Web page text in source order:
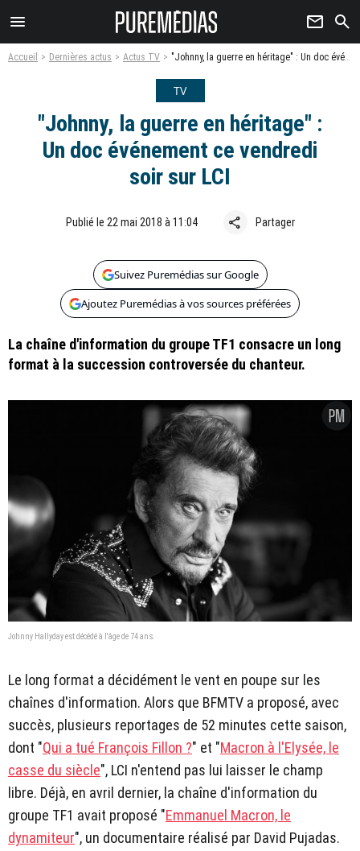
menu newsletter search
Accueil Dernières actus Actus TV "Johnny, la guerre en héritage" : Un doc événement ce vendredi soir sur LCI
TV
"Johnny, la guerre en héritage" :
Un doc événement ce vendredi
soir sur LCI
Publié le 22 mai 2018 à 11:04 share Partager
Suivez Puremédias sur Google
Ajoutez Puremédias à vos sources préférées
La chaîne d'information du groupe TF1 consacre un long
format à la succession controversée du chanteur.
Johnny Hallyday est décédé à l'âge de 74 ans.
Le long format a décidément le vent en poupe sur les
chaînes d'information. Alors que BFMTV a proposé, avec
succès, plusieurs reportages de 52 minutes cette saison,
dont "Qui a tué François Fillon ?" et "Macron à l'Elysée, le
casse du siècle", LCI n'entend pas lui laisser le champ
libre. Déjà, en avril dernier, la chaîne d'information du
groupe TF1 avait proposé "Emmanuel Macron, le
dynamiteur", un documentaire réalisé par David Pujadas.